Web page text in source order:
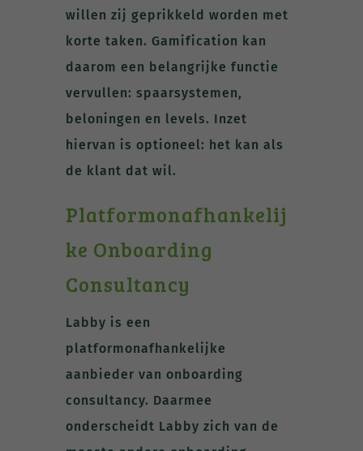
willen zij geprikkeld worden met
korte taken. Gamification kan
daarom een belangrijke functie
vervullen: spaarsystemen,
beloningen en levels. Inzet
hiervan is optioneel: het kan als
de klant dat wil.
Platformonafhankelij
ke Onboarding
Consultancy
Labby is een
platformonafhankelijke
aanbieder van onboarding
consultancy. Daarmee
onderscheidt Labby zich van de